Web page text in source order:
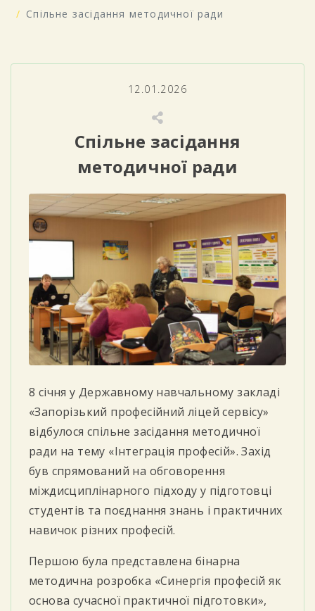
Спільне засідання методичної ради
12.01.2026
Спільне засідання
методичної ради
8 січня у Державному навчальному закладі
«Запорізький професійний ліцей сервісу»
відбулося спільне засідання методичної
ради на тему «Інтеграція професій». Захід
був спрямований на обговорення
міждисциплінарного підходу у підготовці
студентів та поєднання знань і практичних
навичок різних професій.
Першою була представлена бінарна
методична розробка «Синергія професій як
основа сучасної практичної підготовки»,